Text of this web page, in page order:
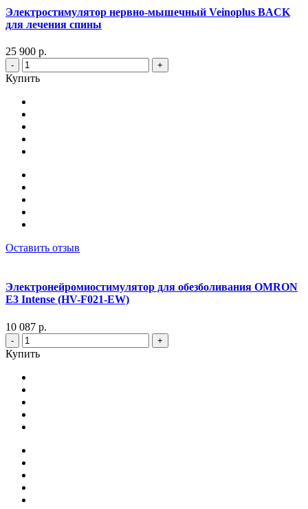
Электростимулятор нервно-мышечный Veinoplus BACK
для лечения спины
25 900 р.
- +
Купить
Оставить отзыв
Электронейромиостимулятор для обезболивания OMRON
Е3 Intense (HV-F021-EW)
10 087 р.
- +
Купить